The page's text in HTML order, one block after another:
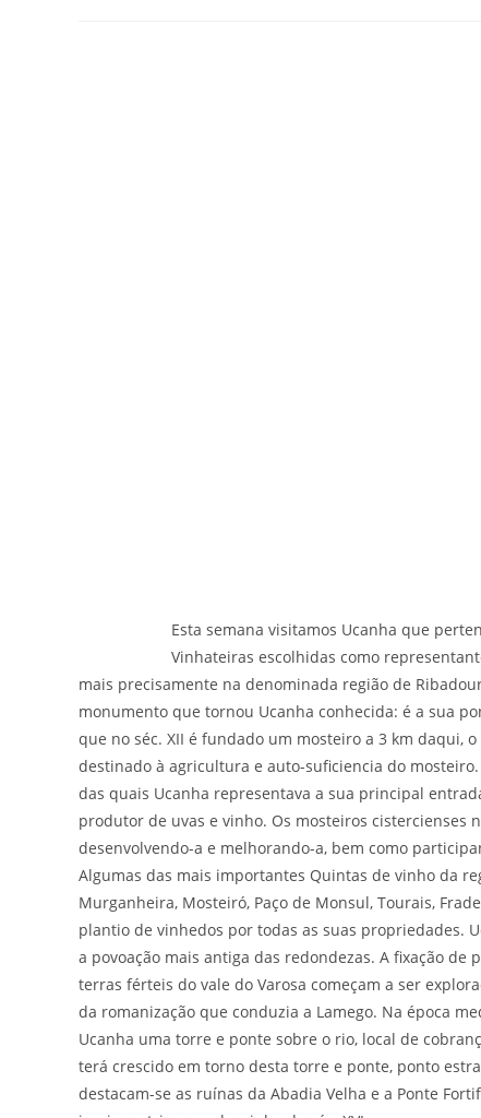
Esta semana visitamos Ucanha que
Vinhateiras escolhidas como
mais precisamente na denominada região de
monumento que tornou Ucanha conhecida: é a sua
que no séc. XII é fundado um mosteiro a 3 km daqui,
destinado à agricultura e auto-suficiencia do
das quais Ucanha representava a sua principal
produtor de uvas e vinho. Os mosteiros cistercienses
desenvolvendo-a e melhorando-a, bem como
Algumas das mais importantes Quintas de vinho da
Murganheira, Mosteiró, Paço de Monsul, Tourais,
plantio de vinhedos por todas as suas propriedades.
a povoação mais antiga das redondezas. A fixação
terras férteis do vale do Varosa começam a ser
da romanização que conduzia a Lamego. Na época
Ucanha uma torre e ponte sobre o rio, local de
terá crescido em torno desta torre e ponte, ponto
destacam-se as ruínas da Abadia Velha e a Ponte